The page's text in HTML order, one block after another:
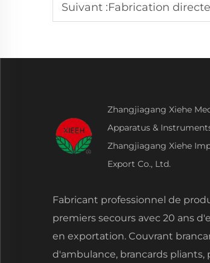
Suivant :Fabrication
Zhangjiagang Xiehe
Apparatus &
Zhangjiagang Xiehe
Export Co., Ltd.
Fabricant professionnel de
premiers secours avec 20 ans
en exportation. Couvrant
d'ambulance, brancards pliants,